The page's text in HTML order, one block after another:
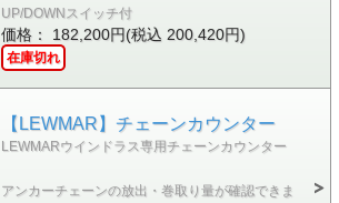
UP/DOWNスイッチ付
価格： 182,200円(税込 200,420円)
在庫切れ
【LEWMAR】チェーンカウンター
LEWMARウインドラス専用チェーンカウンター
アンカーチェーンの放出・巻取り量が確認できま